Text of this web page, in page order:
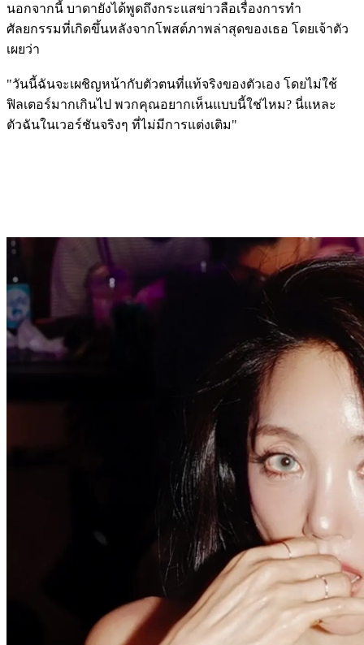
นอกจากนี้ บาดายังได้พูดถึงกระแสข่าวลือเรื่องการทำ
ศัลยกรรมที่เกิดขึ้นหลังจากโพสต์ภาพล่าสุดของเธอ โดยเจ้าตัว
เผยว่า
"วันนี้ฉันจะเผชิญหน้ากับตัวตนที่แท้จริงของตัวเอง โดยไม่ใช้
ฟิลเตอร์มากเกินไป พวกคุณอยากเห็นแบบนี้ใช่ไหม? นี่แหละ
ตัวฉันในเวอร์ชันจริงๆ ที่ไม่มีการแต่งเติม"